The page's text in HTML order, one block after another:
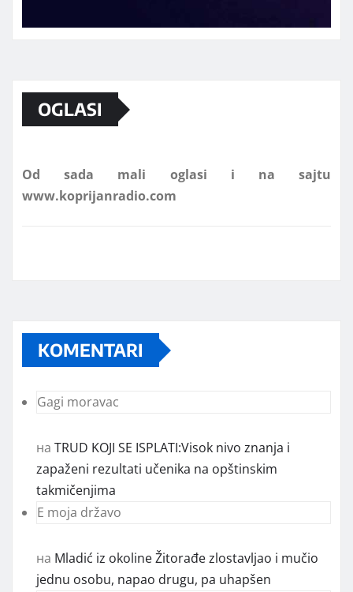
OGLASI
KOMENTARI
Gagi moravac
на TRUD KOJI SE ISPLATI:Visok nivo znanja i
zapaženi rezultati učenika na opštinskim
takmičenjima
E moja državo
на Mladić iz okoline Žitorađe zlostavljao i mučio
jednu osobu, napao drugu, pa uhapšen